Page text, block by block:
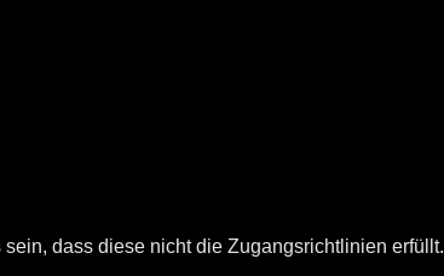
dass diese nicht die Zugangsrichtlinien erfüllt.